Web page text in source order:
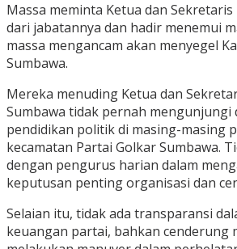
Massa meminta Ketua dan
dari jabatannya dan hadir menemui
massa mengancam akan menyegel
Sumbawa.
Mereka menuding Ketua dan
Sumbawa tidak pernah mengunjungi
pendidikan politik di masing-masing
kecamatan Partai Golkar Sumbawa.
dengan pengurus harian dalam
keputusan penting organisasi dan
Selaian itu, tidak ada transparansi
keuangan partai, bahkan cenderung